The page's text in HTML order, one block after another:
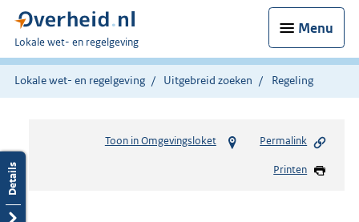
Menu
U
bent
hier:
Lokale wet- en regelgeving
Lokale wet- en regelgeving Uitgebreid zoeken Regeling
Toon in Omgevingsloket Permalink
Printen